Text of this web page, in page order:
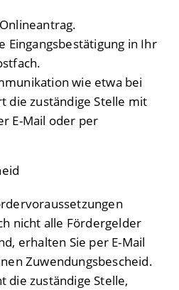
Eingangsbestätigung in Ihr
wie etwa bei
die zuständige Stelle mit
E-Mail oder per
nicht alle Fördergelder
erhalten Sie per E-Mail
Zuwendungsbescheid.
die zuständige Stelle,